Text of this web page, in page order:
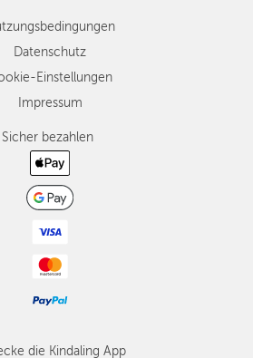
Datenschutz
Einstellungen
Impressum
Sicher bezahlen
die Kindaling App